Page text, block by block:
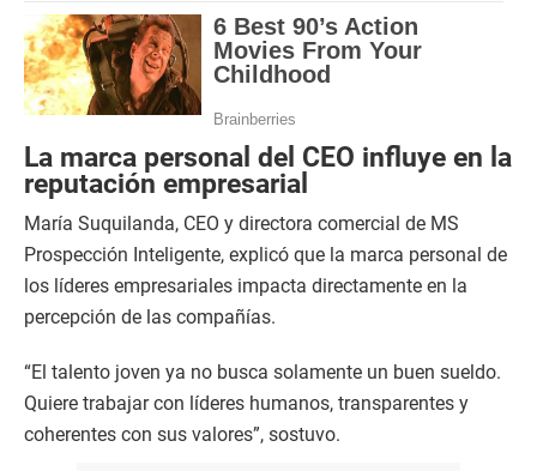
La marca personal del CEO influye en la
reputación empresarial
María Suquilanda, CEO y directora comercial de MS
Prospección Inteligente, explicó que la marca personal de
los líderes empresariales impacta directamente en la
percepción de las compañías.
“El talento joven ya no busca solamente un buen sueldo.
Quiere trabajar con líderes humanos, transparentes y
coherentes con sus valores”, sostuvo.